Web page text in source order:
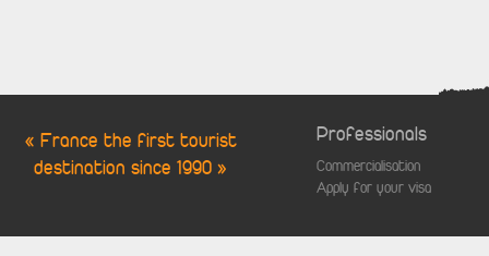
« France the first tourist
destination since 1990 »
Professionals
Commercialisation
Apply for your visa